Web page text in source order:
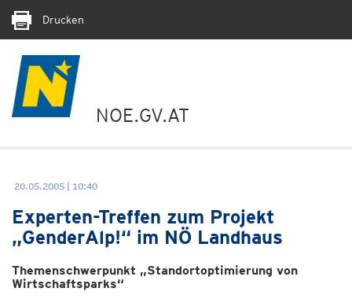
Drucken
NOE.GV.AT
20.05.2005 | 10:40
Experten-Treffen zum Projekt
„GenderAlp!“ im NÖ Landhaus
Themenschwerpunkt „Standortoptimierung von
Wirtschaftsparks“